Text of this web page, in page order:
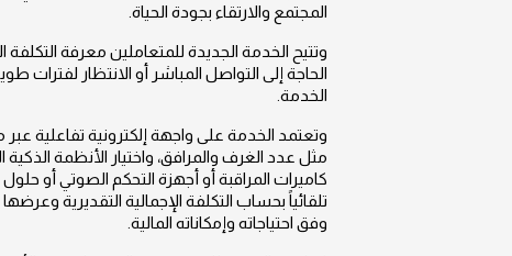
المجتمع والارتقاء بجودة الحياة.
وتتيح الخدمة الجديدة للمتعاملين معرفة
الحاجة إلى التواصل المباشر أو الانتظار
الخدمة.
وتعتمد الخدمة على واجهة إلكترونية تفاعلية
مثل عدد الغرف والمرافق، واختيار الأنظمة
كاميرات المراقبة أو أجهزة التحكم الصوتي أو
تلقائياً بحساب التكلفة الإجمالية التقديرية
وفق احتياجاته وإمكاناته المالية.